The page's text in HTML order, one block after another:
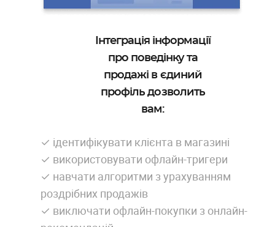
Інтеграція інформації
про поведінку та
продажі в єдиний
профіль дозволить
вам:
✓ ідентифікувати клієнта в магазині
✓ використовувати офлайн-тригери
✓ навчати алгоритми з урахуванням
роздрібних продажів
✓ виключати офлайн-покупки з онлайн-